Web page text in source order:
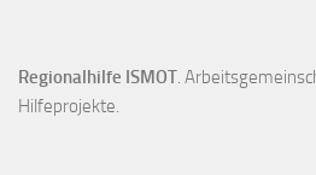
Regionalhilfe ISMOT.
Hilfeprojekte.